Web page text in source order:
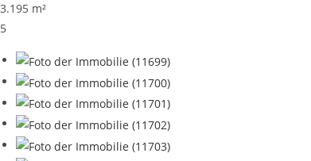
3.195 m²
5